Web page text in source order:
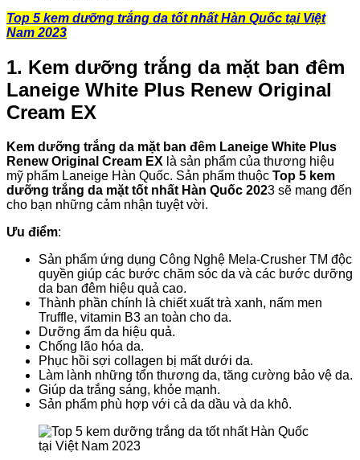
Top 5 kem dưỡng trắng da tốt nhất Hàn Quốc tại Việt
Nam 2023
1. Kem dưỡng trắng da mặt ban đêm
Laneige White Plus Renew Original
Cream EX
Kem dưỡng trắng da mặt ban đêm Laneige White Plus
Renew Original Cream EX là sản phẩm của thương hiệu
mỹ phẩm Laneige Hàn Quốc. Sản phẩm thuộc Top 5 kem
dưỡng trắng da mặt tốt nhất Hàn Quốc 2023 sẽ mang đến
cho bạn những cảm nhận tuyệt vời.
Ưu điểm:
Sản phẩm ứng dụng Công Nghệ Mela-Crusher TM độc
quyền giúp các bước chăm sóc da và các bước dưỡng
da ban đêm hiệu quả cao.
Thành phần chính là chiết xuất trà xanh, nấm men
Truffle, vitamin B3 an toàn cho da.
Dưỡng ẩm da hiệu quả.
Chống lão hóa da.
Phục hồi sợi collagen bị mất dưới da.
Làm lành những tổn thương da, tăng cường bảo vệ da.
Giúp da trắng sáng, khỏe mạnh.
Sản phẩm phù hợp với cả da dầu và da khô.